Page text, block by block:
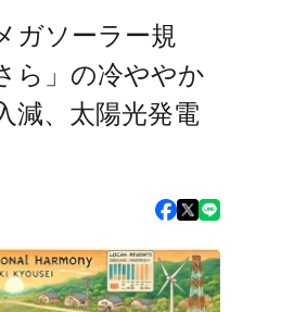
ガソーラー規
ら」の冷ややか
、太陽光発電